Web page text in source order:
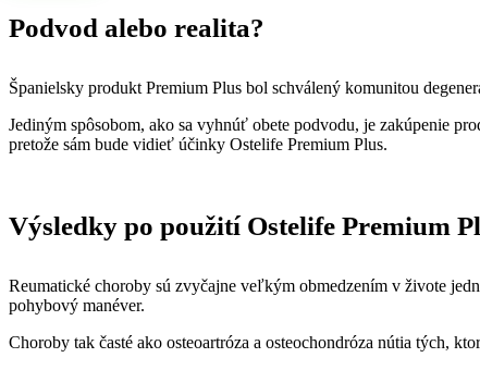
Podvod alebo realita?
Španielsky produkt Premium Plus bol schválený komunitou
Jediným spôsobom, ako sa vyhnúť obete podvodu, je zakúpenie
pretože sám bude vidieť účinky Ostelife Premium Plus.
Výsledky po použití Ostelife Premium
Reumatické choroby sú zvyčajne veľkým obmedzením v živote
pohybový manéver.
Choroby tak časté ako osteoartróza a osteochondróza nútia tých,